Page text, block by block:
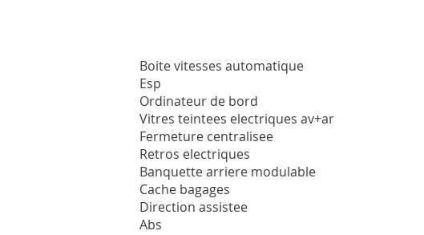
Boite vitesses automatique
Esp
Ordinateur de bord
Vitres teintees electriques av+ar
Fermeture centralisee
Retros electriques
Banquette arriere modulable
Cache bagages
Direction assistee
Abs